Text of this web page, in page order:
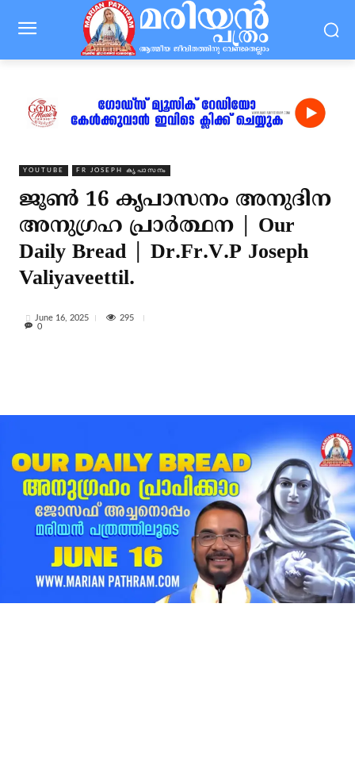
YOUTUBE FR JOSEPH കൃപാസനം
ജൂൺ 16 കൃപാസനം അനുദിന
അനുഗ്രഹ പ്രാർത്ഥന | Our
Daily Bread | Dr.Fr.V.P Joseph
Valiyaveettil.
June 16, 2025
295
0